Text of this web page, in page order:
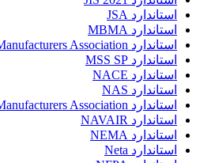
استاندارد JSA
استاندارد MBMA
استاندارد Metal Building Manufacturers Association
استاندارد MSS SP
استاندارد NACE
استاندارد NAS
استاندارد National Electrical Manufacturers Association
استاندارد NAVAIR
استاندارد NEMA
استاندارد Neta